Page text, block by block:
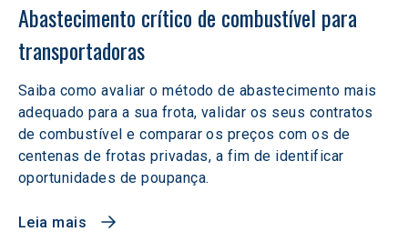
Abastecimento crítico de combustível para
transportadoras
Saiba como avaliar o método de abastecimento mais
adequado para a sua frota, validar os seus contratos
de combustível e comparar os preços com os de
centenas de frotas privadas, a fim de identificar
oportunidades de poupança.
Leia mais